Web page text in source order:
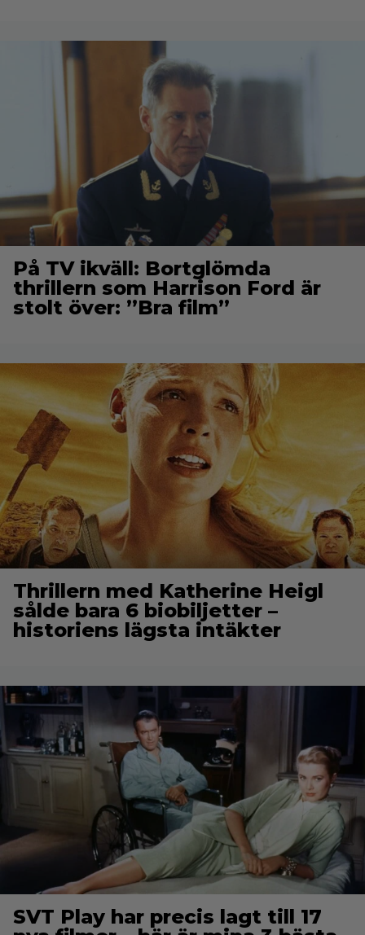
På TV ikväll: Bortglömda
thrillern som Harrison Ford är
stolt över: ”Bra film”
Thrillern med Katherine Heigl
sålde bara 6 biobiljetter –
historiens lägsta intäkter
SVT Play har precis lagt till 17